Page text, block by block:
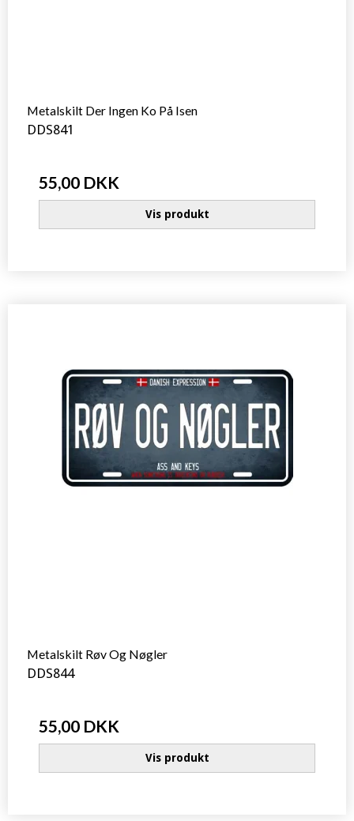
Metalskilt Der Ingen Ko På Isen
DDS841
55,00 DKK
Vis produkt
Metalskilt Røv Og Nøgler
DDS844
55,00 DKK
Vis produkt